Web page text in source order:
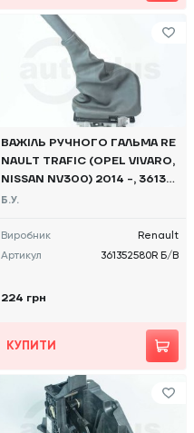
ВАЖІЛЬ РУЧНОГО ГАЛЬМА RE
NAULT TRAFIC (OPEL VIVARO,
NISSAN NV300) 2014 -, 36135
2580R Б/В
Б.У.
Виробник
Renault
Артикул
361352580R Б/В
224 грн
КУПИТИ